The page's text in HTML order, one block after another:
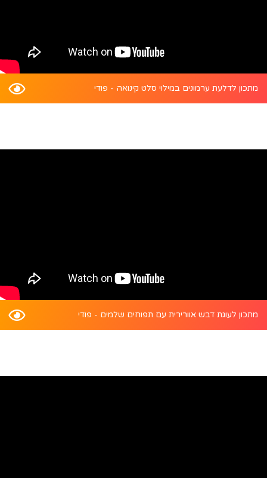
מתכון לדלעת ערמונים במילוי סלט קינואה - פודי
מתכון לעוגת דבש אוורירית עם תפוחים שלמים - פודי